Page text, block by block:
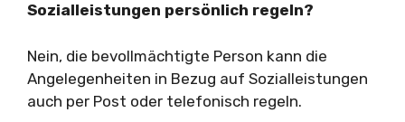
Sozialleistungen persönlich regeln?
Nein, die bevollmächtigte Person kann die
Angelegenheiten in Bezug auf Sozialleistungen
auch per Post oder telefonisch regeln.